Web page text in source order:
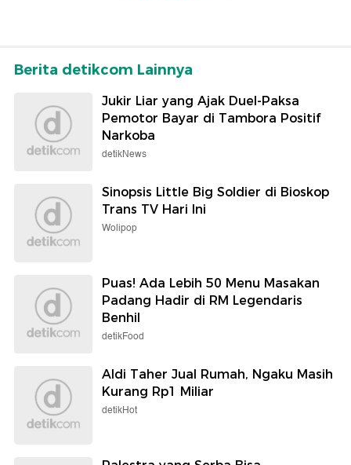
Berita detikcom Lainnya
Jukir Liar yang Ajak Duel-Paksa
Pemotor Bayar di Tambora Positif
Narkoba
detikNews
Sinopsis Little Big Soldier di Bioskop
Trans TV Hari Ini
Wolipop
Puas! Ada Lebih 50 Menu Masakan
Padang Hadir di RM Legendaris
Benhil
detikFood
Aldi Taher Jual Rumah, Ngaku Masih
Kurang Rp1 Miliar
detikHot